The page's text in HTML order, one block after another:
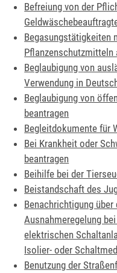
Befreiung von der
Begasungstätigkeiten
Pflanzenschutzmitteln
Beglaubigung von
Verwendung in
Beglaubigung von
beantragen
Begleitdokumente für
Bei Krankheit oder
beantragen
Beihilfe bei der
Beistandschaft des
Benachrichtigung
Ausnahmeregelung
elektrischen
Isolier- oder
Benutzung der